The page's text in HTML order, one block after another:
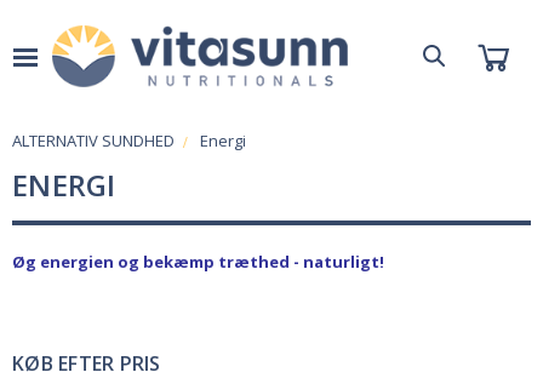
ALTERNATIV SUNDHED Energi
ENERGI
Øg energien og bekæmp træthed - naturligt!
KØB EFTER PRIS